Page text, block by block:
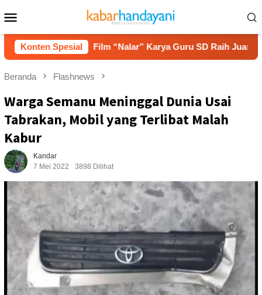
ke
kontenMobile
Konten Spesial
Film “Nalar” Karya Guru SD Raih Juara 1 Lomba
Beranda Flashnews
Warga Semanu Meninggal Dunia Usai
Tabrakan, Mobil yang Terlibat Malah
Kabur
Kandar
7 Mei 2022
3898 Dilihat